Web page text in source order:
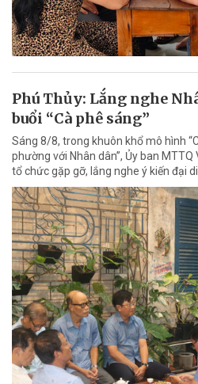
Phú Thủy: Lắng nghe
buổi “Cà phê sáng”
Sáng 8/8, trong khuôn khổ mô hình
phường với Nhân dân”, Ủy ban
tổ chức gặp gỡ, lắng nghe ý kiến đại